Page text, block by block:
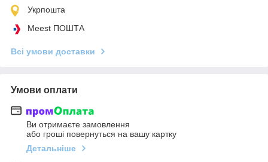
Укрпошта
Meest ПОШТА
Всі умови доставки
Умови оплати
Ви отримаєте замовлення
або гроші повернуться на вашу картку
Детальніше